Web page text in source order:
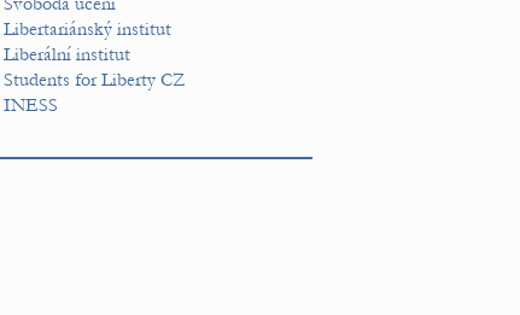
Libertariánský institut
Liberální institut
Students for Liberty CZ
INESS